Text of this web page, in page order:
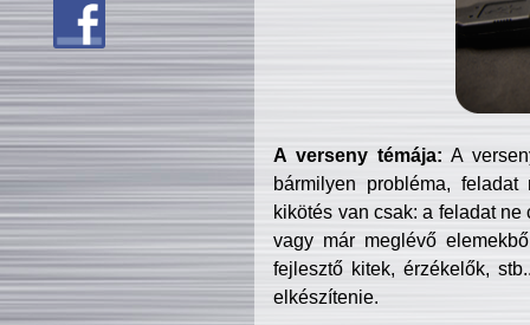
A verseny témája: A
bármilyen probléma, feladat
kikötés van csak: a feladat
vagy már meglévő
fejlesztő kitek, érzékelők,
elkészítenie.